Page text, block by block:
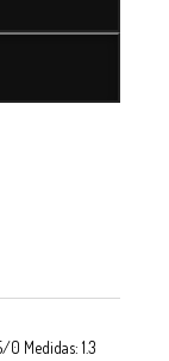
0 Medidas: 1.3